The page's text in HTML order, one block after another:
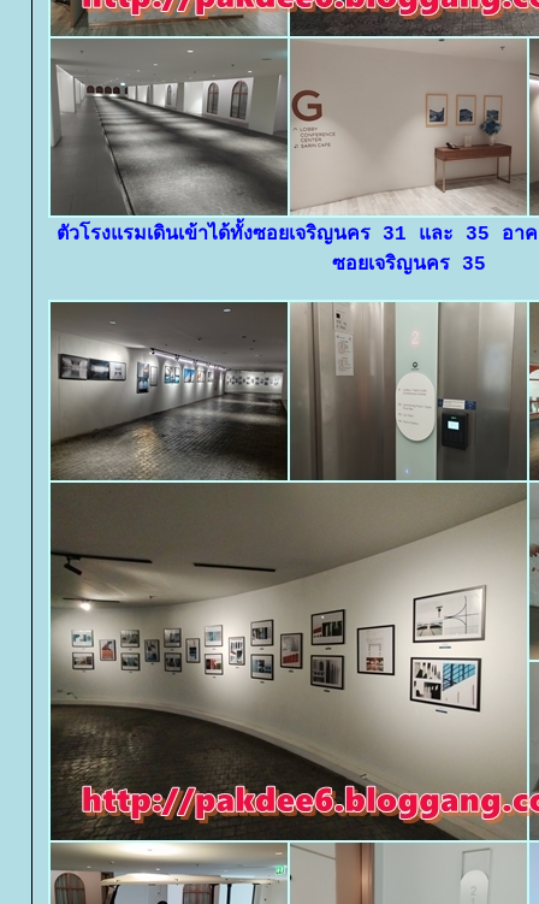
ตัวโรงแรมเดินเข้าได้ทั้งซอยเจริญนคร 31 และ 35 อ
ซอยเจริญนคร 35